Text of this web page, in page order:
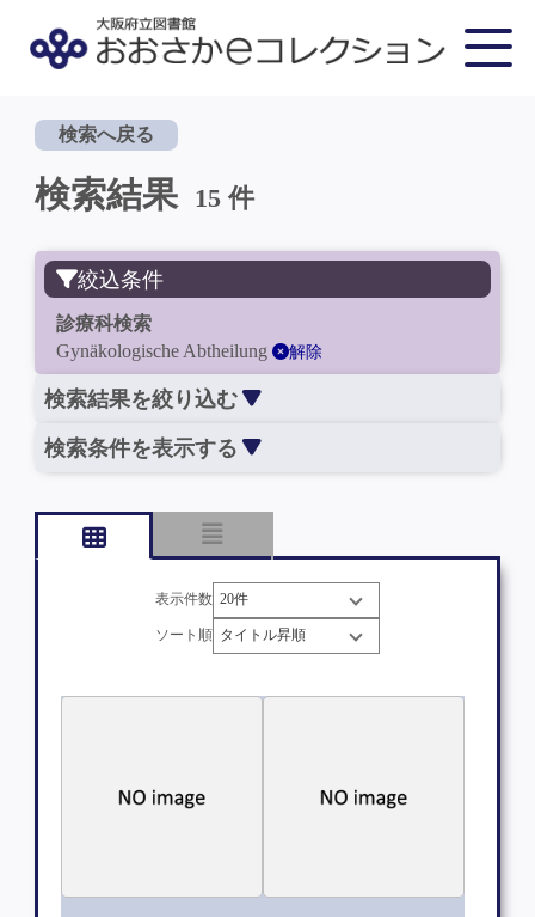
検索へ戻る
検索結果 15 件
絞込条件
診療科検索
Gynäkologische Abtheilung
解除
検索結果を絞り込む
検索条件を表示する
表示件数
ソート順